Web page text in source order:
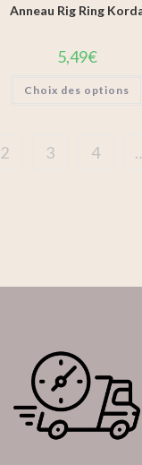
Anneau Rig Ring
5,49€
Choix des options
2 3 4